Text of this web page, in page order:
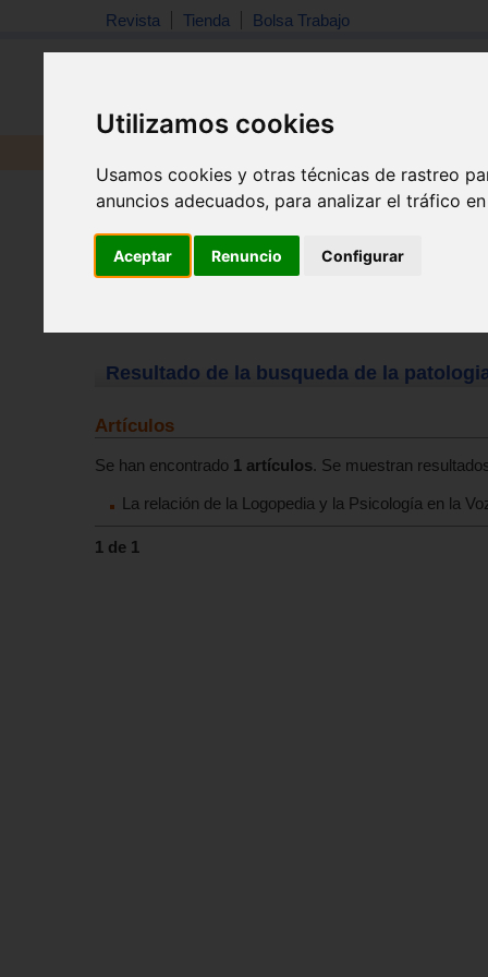
Utilizamos cookies
Usamos cookies y otras técnicas de rastreo
anuncios adecuados, para analizar el tráfico
Aceptar Renuncio Configurar
Revista Tienda Bolsa Trabajo
Resultado de la busqueda de la
Artículos
Se han encontrado 1 artículos. Se muestran
La relación de la Logopedia y la Psicología en la
1 de 1